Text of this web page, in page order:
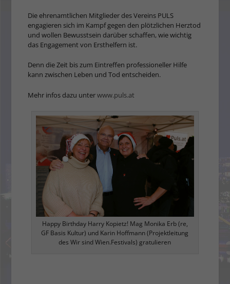
Die ehrenamtlichen Mitglieder des Vereins PULS
engagieren sich im Kampf gegen den plötz­lichen Herztod
und wollen Bewusstsein darüber schaffen, wie wichtig
das Engagement von Ersthelfern ist.
Denn die Zeit bis zum Eintreffen professioneller Hilfe
kann zwischen Leben und Tod entscheiden.
Mehr infos dazu unterwww.puls.at
Happy Birthday Harry Kopietz! Mag Monika Erb (re,
GF Basis Kultur) und Karin Hoffmann (Projektleitung
des Wir sind Wien.Festivals) gratulieren